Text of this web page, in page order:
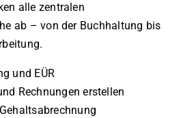
alle zentralen
ab – von der Buchhaltung bis
und EÜR
Rechnungen erstellen